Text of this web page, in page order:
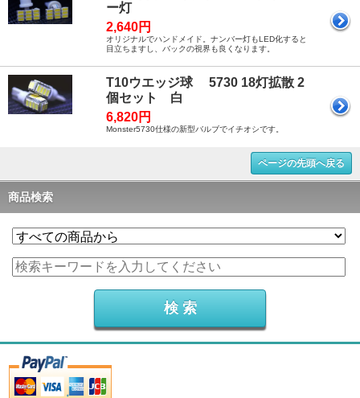
ー灯
2,640円
オリジナルでハンドメイド。ナンバー灯もLED化すると
目立ちますし、バックの視界も良くなります。
T10ウエッジ球 5730 18灯拡散 2
個セット 白
6,820円
Monster5730仕様の新型バルブでイチオシです。
ページの先頭へ戻る
商品検索